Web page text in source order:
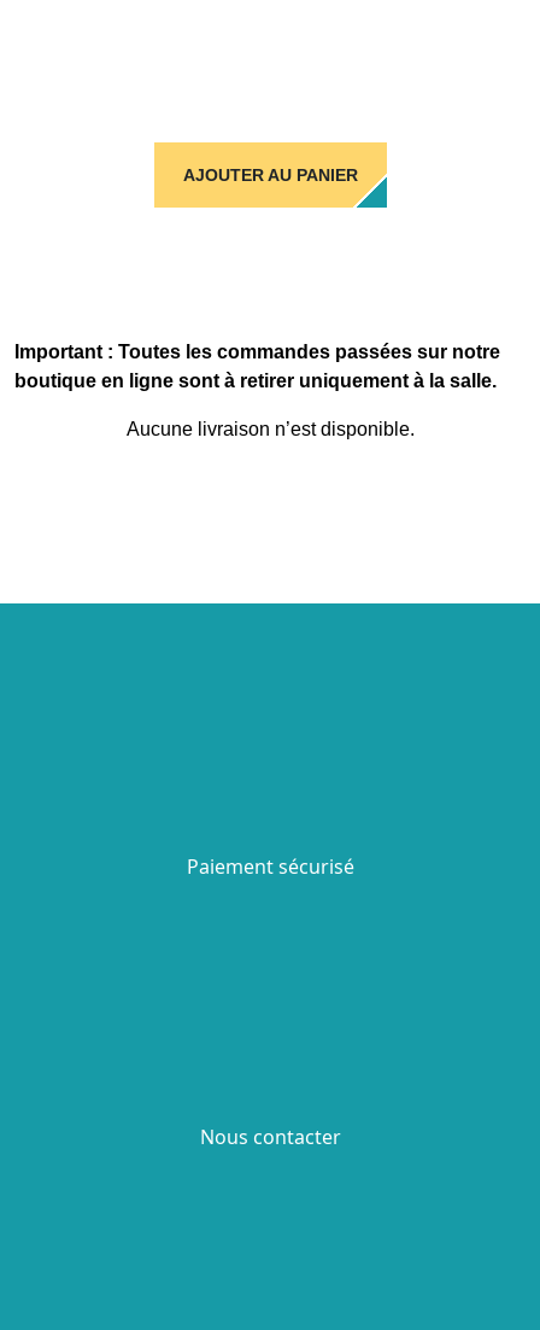
AJOUTER AU PANIER
Important : Toutes les commandes passées sur notre
boutique en ligne sont à retirer uniquement à la salle.
Aucune livraison n’est disponible.
Paiement sécurisé
Nous contacter